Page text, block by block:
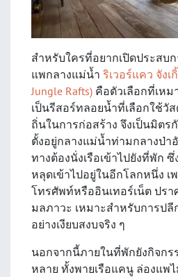
สำหรับใครที่อยากเปิดประส
แพกลางแม่น้ำ ริเวอร์แคว จังเ
Jungle Rafts) คือตัวเลือกที่เหม
เป็นรีสอร์ทลอยน้ำที่เลือกใช้วั
ถิ่นในการก่อสร้าง จึงเป็นมิตร
ตั้งอยู่กลางแม่น้ำท่ามกลางป่า
ทางต้องนั่งเรือเข้าไปยังที่พัก
หลุดเข้าไปอยู่ในอีกโลกหนึ่ง
โทรศัพท์หรืออินเทอร์เน็ต ปรา
มลภาวะ เหมาะสำหรับการป
อย่างเงียบสงบจริง ๆ
นอกจากนี้ภายในที่พักยังกิจกร
หลาย ทั้งพายเรือแคนู ล่องแพ